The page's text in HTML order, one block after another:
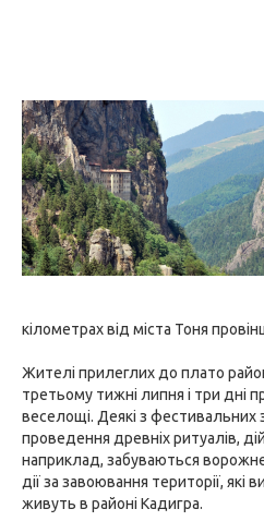
кілометрах від міста Тоня
Жителі прилеглих до плато
третьому тижні липня і три дні
веселощі. Деякі з фестивальних
проведення древніх ритуалів,
наприклад, забуваються
дії за завоювання території,
живуть в районі Кадигра.